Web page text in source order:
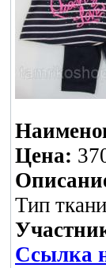
Цена:
Тип
Ссылка